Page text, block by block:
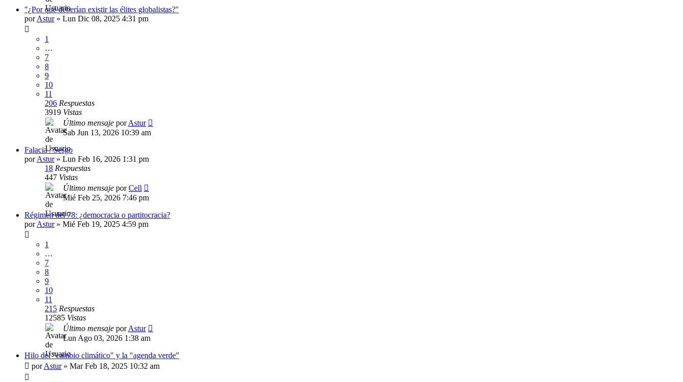
"¿Por qué deberían existir las élites globalistas?"
porAstur» Lun Dic 08, 2025 4:31 pm
1
…
7
8
9
10
11
206 Respuestas
3919 Vistas
Último mensaje porAstur
Sab Jun 13, 2026 10:39 am
Falacia / Sesgo
porAstur» Lun Feb 16, 2026 1:31 pm
18 Respuestas
447 Vistas
Último mensaje porCell
Mié Feb 25, 2026 7:46 pm
Régimen del 78: ¿democracia o partitocracia?
porAstur» Mié Feb 19, 2025 4:59 pm
1
…
7
8
9
10
11
215 Respuestas
12585 Vistas
Último mensaje porAstur
Lun Ago 03, 2026 1:38 am
Hilo del "cambio climático" y la "agenda verde"
porAstur» Mar Feb 18, 2025 10:32 am